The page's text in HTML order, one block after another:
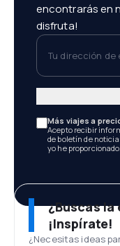
encontrarás en
disfruta!
Tu dirección de
Más viajes a
Acepto recibir
de boletín de
yo he proporcionado.
¿Buscas
¡Inspírate!
¿Necesitas ideas